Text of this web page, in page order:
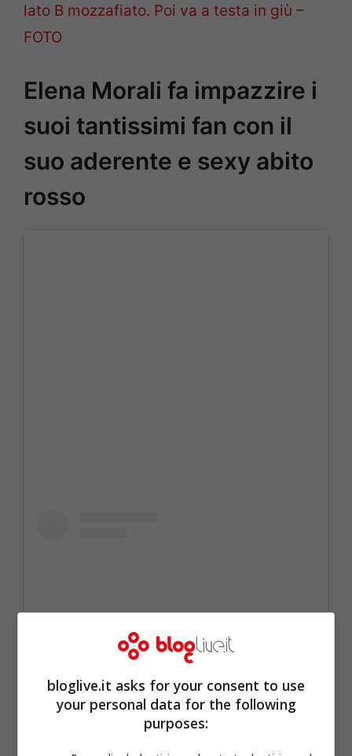
lato B mozzafiato. Poi va a testa in giù –
FOTO
Elena Morali fa impazzire i
suoi tantissimi fan con il
suo aderente e sexy abito
rosso
Visualizza questo post su Instagram
bloglive.it asks for your consent to use
your personal data for the following
purposes: